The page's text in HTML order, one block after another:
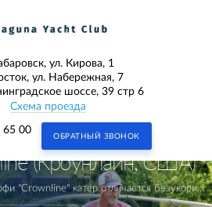
ул. Кирова, 1
ул. Набережная, 7
шоссе, 39 стр 6
Схема проезда
65 00
ОБРАТНЫЙ ЗВОНОК
(Кроунлайн, США)
Каждый построенный на верфи "Crownline" катер отличается безукоризненным качеством, которое достигается скрупулезным вниманием производителя к каждой, даже самой небольшой, детали.